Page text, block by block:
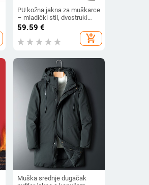
PU kožna jakna za muškarce
– mladički stil, dvostruki
zatvarač, stojeći ovratnik,
srednja duljina, poliester
podstava
59.59 €
add_shopping_cart
Muška srednje dugačak